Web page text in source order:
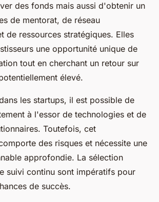
des fonds mais aussi d'obtenir un
de mentorat, de réseau
de ressources stratégiques. Elles
une opportunité unique de
tout en cherchant un retour sur
élevé.
les startups, il est possible de
à l'essor de technologies et de
Toutefois, cet
des risques et nécessite une
approfondie. La sélection
suivi continu sont impératifs pour
de succès.